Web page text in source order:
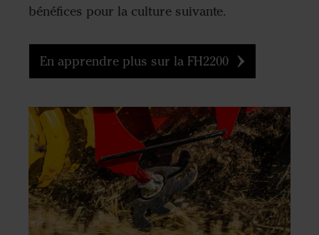
bénéfices pour la culture suivante.
En apprendre plus sur la FH2200